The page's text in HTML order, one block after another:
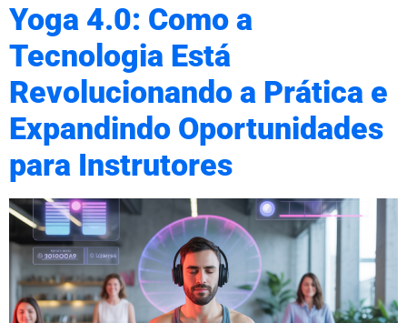
Yoga 4.0: Como a
Tecnologia Está
Revolucionando a Prática e
Expandindo Oportunidades
para Instrutores